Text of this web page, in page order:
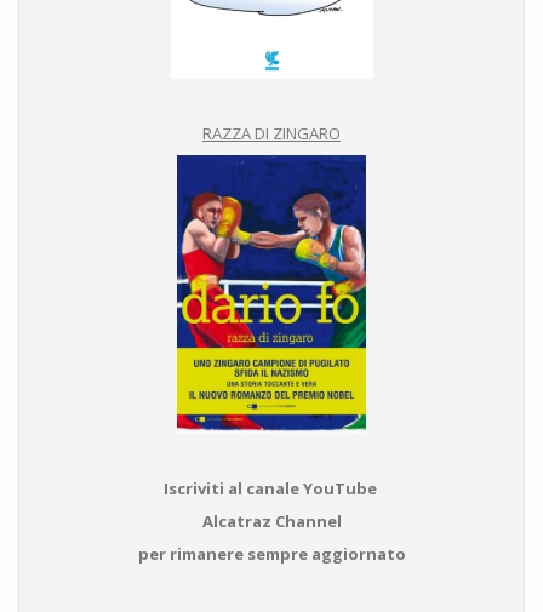
RAZZA DI ZINGARO
Iscriviti al canale YouTube
Alcatraz Channel
per rimanere sempre aggiornato